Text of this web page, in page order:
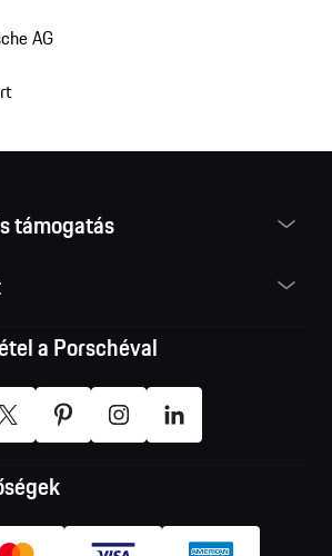
AG
támogatás
a Porschéval